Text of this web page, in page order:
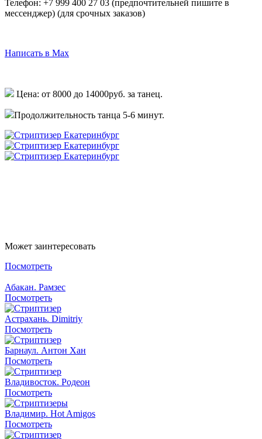
Телефон: +7 999 400 27 03 (предпочтительней пишите в
мессенджер) (для срочных заказов)
Написать в Max
Цена: от 8000 до 14000руб. за танец.
Продолжительность танца 5-6 минут.
Может заинтересовать
Посмотреть
Абакан. Рамзес
Посмотреть
Астрахань. Dimitriy
Посмотреть
Барнаул. Антон Хан
Посмотреть
Владивосток. Родеон
Посмотреть
Владимир. Hot Amigos
Посмотреть